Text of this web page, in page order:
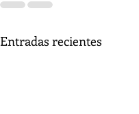
Entradas recientes